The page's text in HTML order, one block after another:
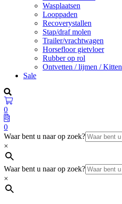
Wasplaatsen
Looppaden
Recoverystallen
Stap/draf molen
Trailer/vrachtwagen
Horsefloor gietvloer
Rubber op rol
Ontvetten / lijmen / Kitten
Sale
0
0
Waar bent u naar op zoek?
×
Waar bent u naar op zoek?
×